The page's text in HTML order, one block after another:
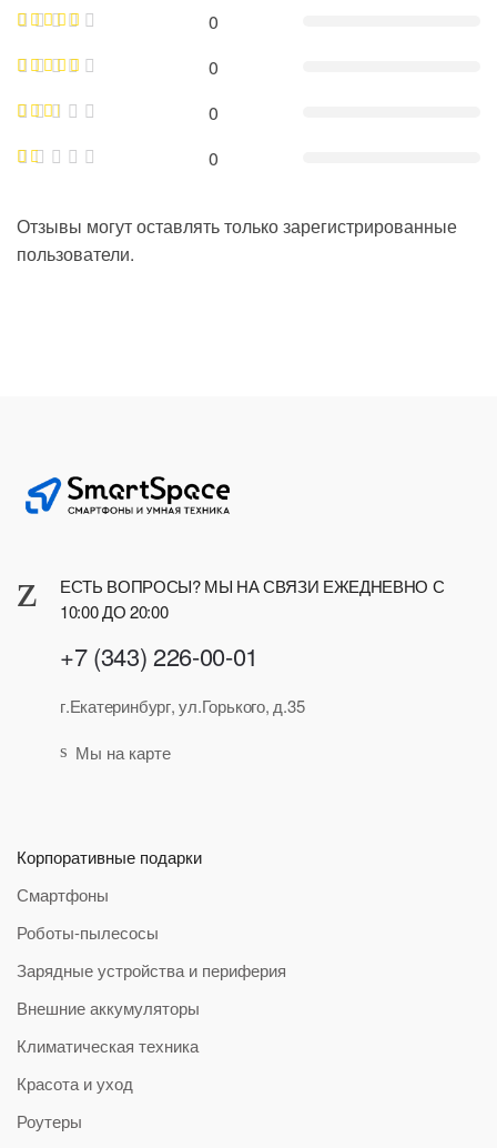
0
0
0
0
Отзывы могут оставлять только зарегистрированные
пользователи.
ЕСТЬ ВОПРОСЫ? МЫ НА СВЯЗИ ЕЖЕДНЕВНО С
10:00 ДО 20:00
+7 (343) 226-00-01
г.Екатеринбург, ул.Горького, д.35
Мы на карте
Корпоративные подарки
Смартфоны
Роботы-пылесосы
Зарядные устройства и периферия
Внешние аккумуляторы
Климатическая техника
Красота и уход
Роутеры